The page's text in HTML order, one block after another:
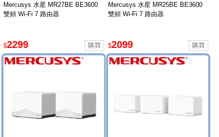
Mercusys 水星 MR27BE BE3600
雙頻 Wi-Fi 7 路由器
$2299
Mercusys 水星 MR25BE BE3600
雙頻 Wi-Fi 7 路由器
$2099